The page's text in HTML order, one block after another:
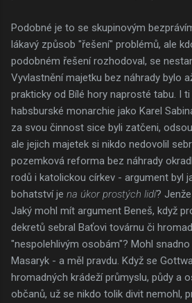
Podobné je to se skupinovým
lákavý způsob "řešení" problémů, ale
podobném řešení rozhodoval, se
Vyvlastnění majetku bez náhrady bylo
prakticky od Bílé hory naprosté tabu. I
habsburské monarchie jako Karel
za svou činnost sice byli zatčeni,
ale jejich majetek si nikdo nedovolil
pozemková reforma bez náhrady
rodů i katolickou církev - argument byl
bohatství je na úkor prostých lidí?
Jaký mohl mít argument Beneš, když
dekretů sebral Baťovi továrnu či
"nespolehlivým osobám"? Mohl
Masaryk - a měl pravdu. Když se
hromadných krádeží průmyslu, půdy a
občanů, už se nikdo tolik divit nemohl,